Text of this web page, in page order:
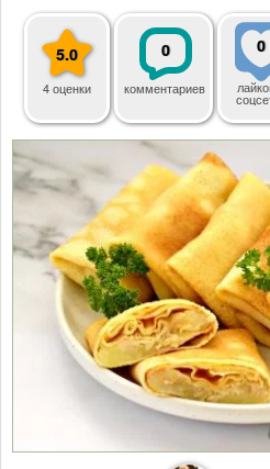
5.0
4 оценки
0
комментариев
0